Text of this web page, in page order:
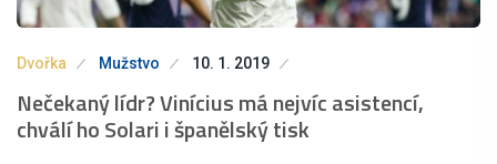
Dvořka Mužstvo 10. 1. 2019
Nečekaný lídr? Vinícius má nejvíc asistencí,
chválí ho Solari i španělský tisk